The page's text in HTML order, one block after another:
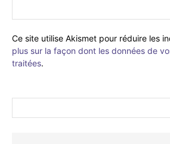
Ce site utilise Akismet pour réduire les
plus sur la façon dont les données de
traitées.